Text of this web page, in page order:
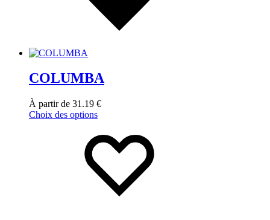
COLUMBA
À partir de 31.19 €
Choix des options